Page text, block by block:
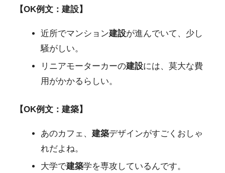
【OK例文：建設】
近所でマンション建設が進んでいて、少し
騒がしい。
リニアモーターカーの建設には、莫大な費
用がかかるらしい。
【OK例文：建築】
あのカフェ、 建築デザインがすごくおしゃ
れだよね。
大学で建築学を専攻しているんです。